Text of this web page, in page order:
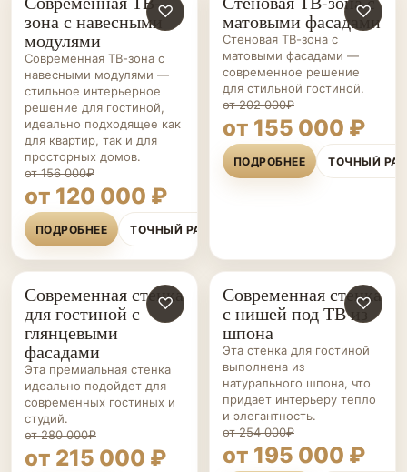
ГОСТИНЫЕ НА ЗАКАЗ
♡
зона с навесными
модулями
Современная ТВ-зона с
навесными модулями —
стильное интерьерное
решение для гостиной,
идеально подходящее как
для квартир, так и для
просторных домов.
от 156 000₽
от 120 000 ₽
ПОДРОБНЕЕ ТОЧНЫЙ РАСЧЁТ
ГОСТИНЫЕ НА ЗАКАЗ
♡
матовыми фасадами
Стеновая ТВ-зона с
матовыми фасадами —
современное решение
для стильной гостиной.
от 202 000₽
от 155 000 ₽
ПОДРОБНЕЕ ТОЧНЫЙ
ГОСТИНЫЕ НА ЗАКАЗ
♡
Современная стенка
для гостиной с
глянцевыми
фасадами
Эта премиальная стенка
идеально подойдет для
современных гостиных и
студий.
от 280 000₽
от 215 000 ₽
ГОСТИНЫЕ НА ЗАКАЗ
♡
Современная стенка
с нишей под ТВ из
шпона
Эта стенка для гостиной
выполнена из
натурального шпона, что
придает интерьеру тепло
и элегантность.
от 254 000₽
от 195 000 ₽